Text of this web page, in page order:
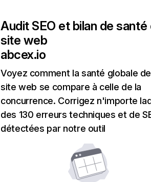
Audit SEO et bilan de santé
site web
abcex.io
Voyez comment la santé globale
site web se compare à celle de la
concurrence. Corrigez n'importe
des 130 erreurs techniques et de
détectées par notre outil